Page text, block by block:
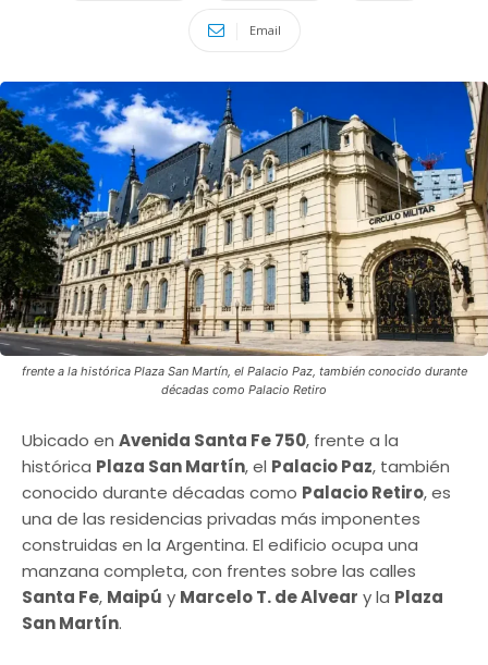
Email
frente a la histórica Plaza San Martín, el Palacio Paz, también conocido durante
décadas como Palacio Retiro
Ubicado en Avenida Santa Fe 750, frente a la
histórica Plaza San Martín, el Palacio Paz, también
conocido durante décadas como Palacio Retiro, es
una de las residencias privadas más imponentes
construidas en la Argentina. El edificio ocupa una
manzana completa, con frentes sobre las calles
Santa Fe, Maipú y Marcelo T. de Alvear y la Plaza
San Martín.